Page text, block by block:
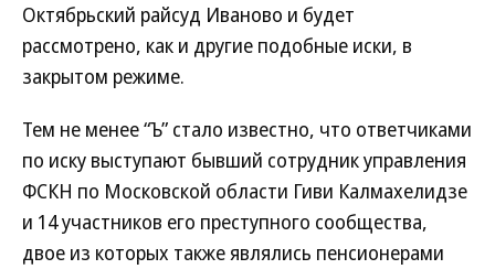
Октябрьский райсуд Иваново и будет
рассмотрено, как и другие подобные иски, в
закрытом режиме.
Тем не менее “Ъ” стало известно, что ответчиками
по иску выступают бывший сотрудник управления
ФСКН по Московской области Гиви Калмахелидзе
и 14 участников его преступного сообщества,
двое из которых также являлись пенсионерами